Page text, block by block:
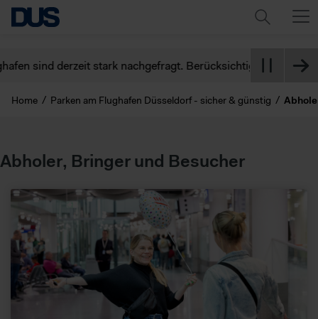
sind derzeit stark nachgefragt. Berücksichtigen Sie dies
Home Parken am Flughafen Düsseldorf - sicher & günstig
Abholer, Bringer und Besucher